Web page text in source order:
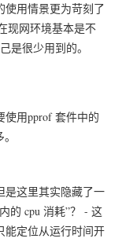
使用情景更为苛刻了
现网环境基本是不
是很少用到的。
使用pprof 套件中的
是这里其实隐藏了一
的 cpu 消耗”？ - 这
能定位从运行时间开